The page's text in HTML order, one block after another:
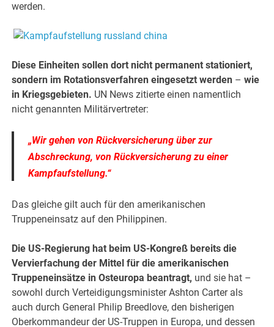
werden.
Diese Einheiten sollen dort nicht permanent stationiert,
sondern im Rotationsverfahren eingesetzt werden –wie
in Kriegsgebieten. UN News zitierte einen namentlich
nicht genannten Militärvertreter:
„Wir gehen von Rückversicherung über zur
Abschreckung, von Rückversicherung zu einer
Kampfaufstellung.“
Das gleiche gilt auch für den amerikanischen
Truppeneinsatz auf den Philippinen.
Die US-Regierung hat beim US-Kongreß bereits die
Vervierfachung der Mittel für die amerikanischen
Truppeneinsätze in Osteuropa beantragt, und sie hat –
sowohl durch Verteidigungsminister Ashton Carter als
auch durch General Philip Breedlove, den bisherigen
Oberkommandeur der US-Truppen in Europa, und dessen